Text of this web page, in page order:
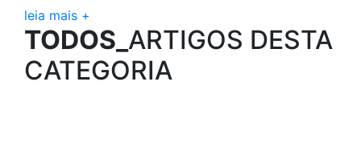
leia mais +
TODOS_ ARTIGOS DESTA
CATEGORIA